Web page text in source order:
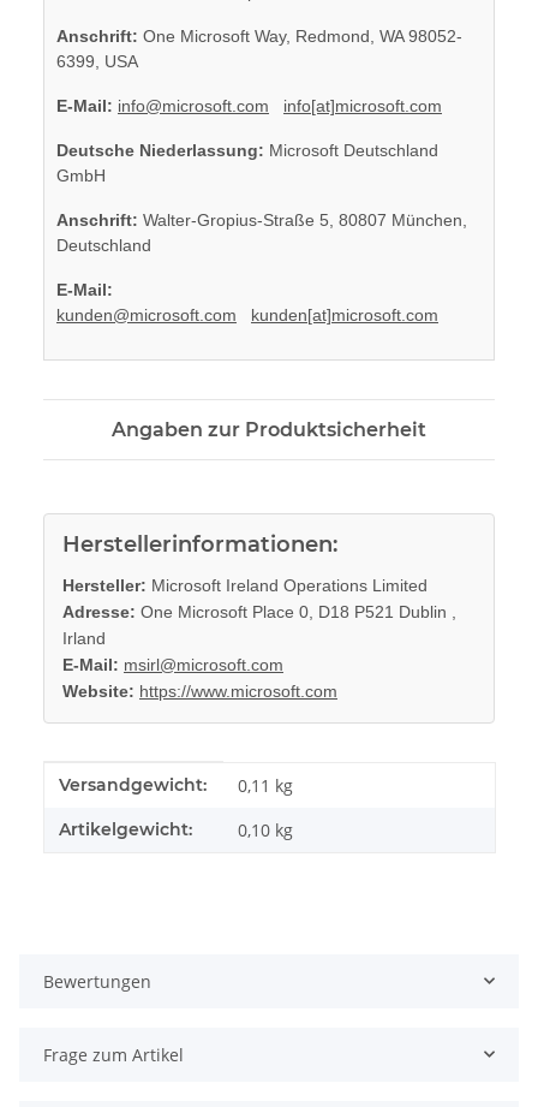
Anschrift: One Microsoft Way, Redmond, WA 98052-
6399, USA
E-Mail: info@microsoft.com info[at]microsoft.com
Deutsche Niederlassung: Microsoft Deutschland
GmbH
Anschrift: Walter-Gropius-Straße 5, 80807 München,
Deutschland
E-Mail:
kunden@microsoft.com
kunden[at]microsoft.com
Angaben zur Produktsicherheit
Herstellerinformationen:
Hersteller: Microsoft Ireland Operations Limited
Adresse: One Microsoft Place 0, D18 P521 Dublin ,
Irland
E-Mail: msirl@microsoft.com
Website: https://www.microsoft.com
Produkteigenschaft
Wert
Versandgewicht: 0,11 kg
Artikelgewicht: 0,10 kg
Bewertungen
Frage zum Artikel